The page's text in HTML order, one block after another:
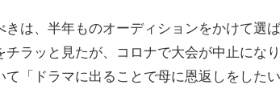
は、半年ものオーディションをかけて選
チラッと見たが、コロナで大会が中止になり
て「ドラマに出ることで母に恩返しをした